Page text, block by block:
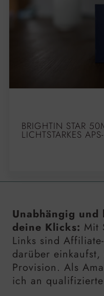
BRIGHTIN STAR
LICHTSTARKES
Unabhängig und
deine Klicks: Mit
Links sind
darüber
Provision. Als
ich an